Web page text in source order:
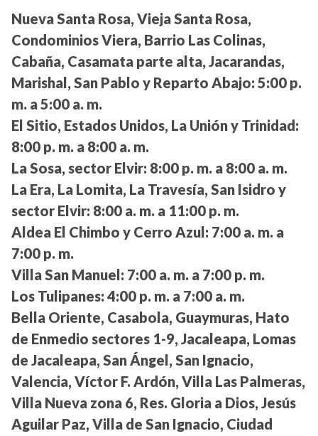
Nueva Santa Rosa, Vieja Santa Rosa,
Condominios Viera, Barrio Las Colinas,
Cabaña, Casamata parte alta, Jacarandas,
Marishal, San Pablo y Reparto Abajo: 5:00 p.
m. a 5:00 a. m.
El Sitio, Estados Unidos, La Unión y Trinidad:
8:00 p. m. a 8:00 a. m.
La Sosa, sector Elvir: 8:00 p. m. a 8:00 a. m.
La Era, La Lomita, La Travesía, San Isidro y
sector Elvir: 8:00 a. m. a 11:00 p. m.
Aldea El Chimbo y Cerro Azul: 7:00 a. m. a
7:00 p. m.
Villa San Manuel: 7:00 a. m. a 7:00 p. m.
Los Tulipanes: 4:00 p. m. a 7:00 a. m.
Bella Oriente, Casabola, Guaymuras, Hato
de Enmedio sectores 1-9, Jacaleapa, Lomas
de Jacaleapa, San Ángel, San Ignacio,
Valencia, Víctor F. Ardón, Villa Las Palmeras,
Villa Nueva zona 6, Res. Gloria a Dios, Jesús
Aguilar Paz, Villa de San Ignacio, Ciudad